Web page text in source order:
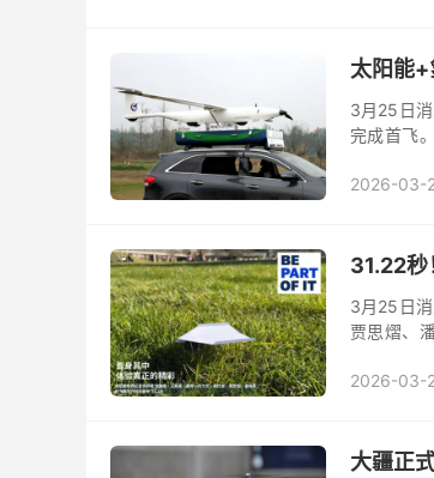
太阳能
3月25日
完成首飞
2026-03-
31.22秒
3月25日
贾思熠、
2026-03-
大疆正